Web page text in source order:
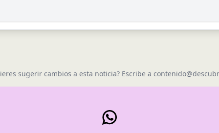
sugerir cambios a esta noticia? Escribe a